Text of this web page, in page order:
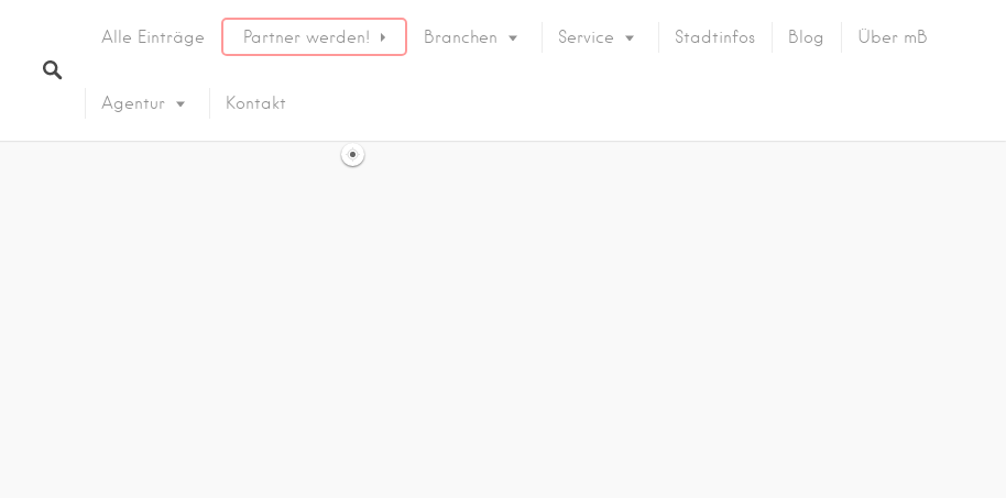
Alle Einträge Partner werden! Branchen Service Stadtinfos Blog Über mB
Agentur Kontakt